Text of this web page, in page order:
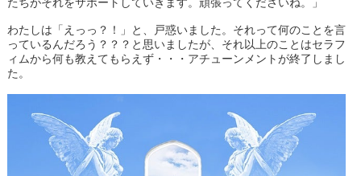
たちがそれをサポートしていきます。頑張ってくださいね。」
わたしは「えっっ？！」と、戸惑いました。それって何のことを言
っているんだろう？？？と思いましたが、それ以上のことはセラフ
ィムから何も教えてもらえず・・・アチューンメントが終了しまし
た。